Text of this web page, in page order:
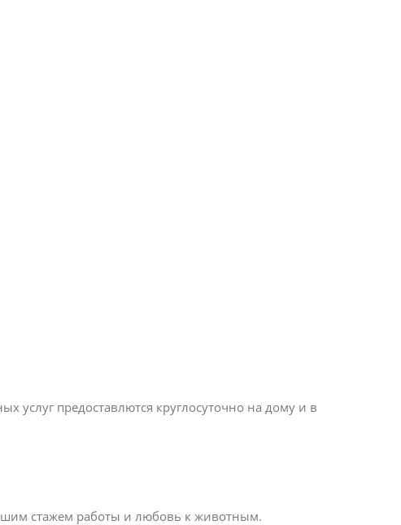
предоставлются круглосуточно на дому и в
стажем работы и любовь к животным.